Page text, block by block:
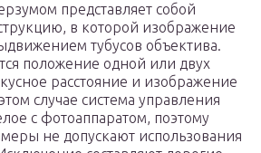
представляет собой
в которой изображение
тубусов объектива.
положение одной или двух
расстояние и изображение
случае система управления
с фотоаппаратом, поэтому
не допускают использования